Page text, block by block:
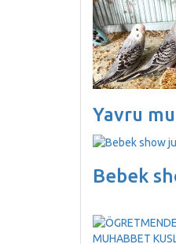
Yavru
Bebek